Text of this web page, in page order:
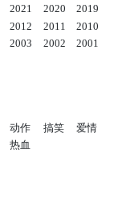
2021 2020
2019
2012 2011
2010
2003 2002
2001
动作 搞笑
爱情
热血